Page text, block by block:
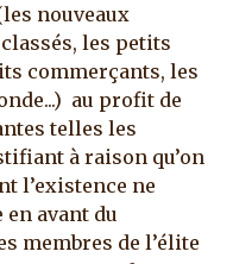
nouveaux
les petits
commerçants, les
au profit de
telles les
à raison qu’on
l’existence ne
en avant du
membres de l’élite